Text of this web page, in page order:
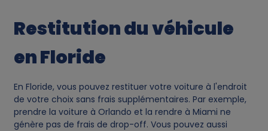
Restitution du véhicule
en Floride
En Floride, vous pouvez restituer votre voiture à l'endroit
de votre choix sans frais supplémentaires. Par exemple,
prendre la voiture à Orlando et la rendre à Miami ne
génère pas de frais de drop-off. Vous pouvez aussi